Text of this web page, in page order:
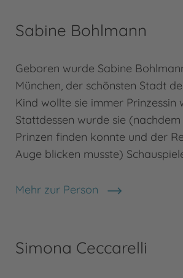
Sabine Bohlmann
Geboren wurde Sabine
München, der schönsten Stadt
Kind wollte sie immer Prinzessin
Stattdessen wurde sie (nachdem
Prinzen finden konnte und der
Auge blicken musste)
Mehr zur Person
Sabine Bohlmann
Simona Ceccarelli